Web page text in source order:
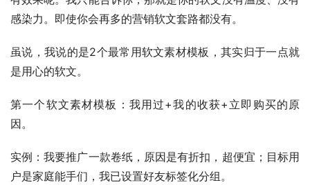
感染力。即使你会再多的营销软文套路都没有。
虽说，我说的是2个最常用软文素材模板，其实归于一点就
是用心的软文。
第一个软文素材模板：我用过+我的收获+立即购买的原
因。
实例：我要推广一款卷纸，原因是有折扣，超便宜；目标用
户是家庭能手们，我已设置好友标签化分组。